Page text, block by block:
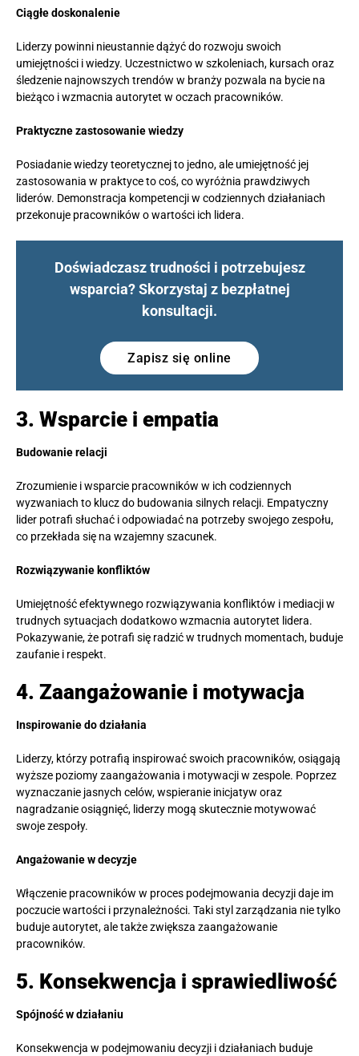
Ciągłe doskonalenie
Liderzy powinni nieustannie dążyć do rozwoju swoich
umiejętności i wiedzy. Uczestnictwo w szkoleniach, kursach oraz
śledzenie najnowszych trendów w branży pozwala na bycie na
bieżąco i wzmacnia autorytet w oczach pracowników.
Praktyczne zastosowanie wiedzy
Posiadanie wiedzy teoretycznej to jedno, ale umiejętność jej
zastosowania w praktyce to coś, co wyróżnia prawdziwych
liderów. Demonstracja kompetencji w codziennych działaniach
przekonuje pracowników o wartości ich lidera.
Doświadczasz trudności i potrzebujesz
wsparcia? Skorzystaj z bezpłatnej
konsultacji.
Zapisz się online
3. Wsparcie i empatia
Budowanie relacji
Zrozumienie i wsparcie pracowników w ich codziennych
wyzwaniach to klucz do budowania silnych relacji. Empatyczny
lider potrafi słuchać i odpowiadać na potrzeby swojego zespołu,
co przekłada się na wzajemny szacunek.
Rozwiązywanie konfliktów
Umiejętność efektywnego rozwiązywania konfliktów i mediacji w
trudnych sytuacjach dodatkowo wzmacnia autorytet lidera.
Pokazywanie, że potrafi się radzić w trudnych momentach, buduje
zaufanie i respekt.
4. Zaangażowanie i motywacja
Inspirowanie do działania
Liderzy, którzy potrafią inspirować swoich pracowników, osiągają
wyższe poziomy zaangażowania i motywacji w zespole. Poprzez
wyznaczanie jasnych celów, wspieranie inicjatyw oraz
nagradzanie osiągnięć, liderzy mogą skutecznie motywować
swoje zespoły.
Angażowanie w decyzje
Włączenie pracowników w proces podejmowania decyzji daje im
poczucie wartości i przynależności. Taki styl zarządzania nie tylko
buduje autorytet, ale także zwiększa zaangażowanie
pracowników.
5. Konsekwencja i sprawiedliwość
Spójność w działaniu
Konsekwencja w podejmowaniu decyzji i działaniach buduje